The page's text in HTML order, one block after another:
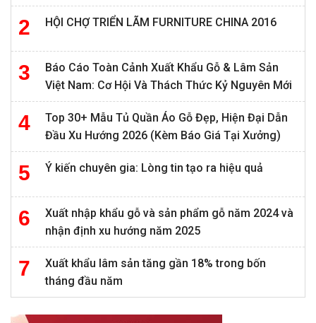
HỘI CHỢ TRIỂN LÃM FURNITURE CHINA 2016
Báo Cáo Toàn Cảnh Xuất Khẩu Gỗ & Lâm Sản
Việt Nam: Cơ Hội Và Thách Thức Kỷ Nguyên Mới
Top 30+ Mẫu Tủ Quần Áo Gỗ Đẹp, Hiện Đại Dẫn
Đầu Xu Hướng 2026 (Kèm Báo Giá Tại Xưởng)
Ý kiến chuyên gia: Lòng tin tạo ra hiệu quả
Xuất nhập khẩu gỗ và sản phẩm gỗ năm 2024 và
nhận định xu hướng năm 2025
Xuất khẩu lâm sản tăng gần 18% trong bốn
tháng đầu năm